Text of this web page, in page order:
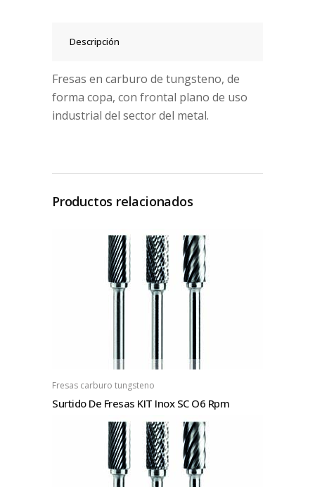
Descripción
Fresas en carburo de tungsteno, de
forma copa, con frontal plano de uso
industrial del sector del metal.
Productos relacionados
Fresas carburo tungsteno
Surtido De Fresas KIT Inox SC O6 Rpm